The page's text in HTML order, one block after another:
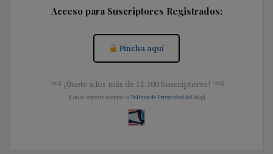
Acceso para Suscriptores Registrados:
Pincha aquí
༺ ¡Únete a los más de 11.500 Suscriptores! ༺
[Con el registro aceptas la Política de Privacidad del blog]